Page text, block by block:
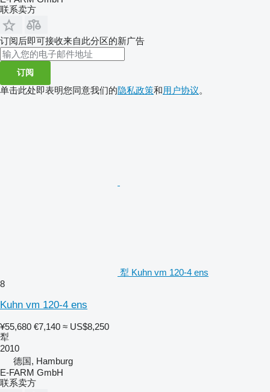
联系卖方
订阅后即可接收来自此分区的新广告
订阅
单击此处即表明您同意我们的隐私政策和用户协议。
犁 Kuhn vm 120-4 ens
8
Kuhn vm 120-4 ens
¥55,680 €7,140 ≈ US$8,250
犁
2010
德国, Hamburg
E-FARM GmbH
联系卖方